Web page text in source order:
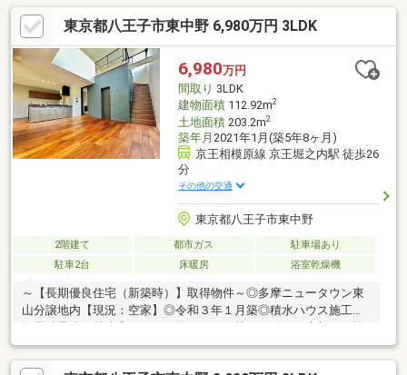
２F）●給湯器交換 ●照明交換 ●スイッチ交換 ●ハウスクリー
ニング等・・・《Life Information》・多摩市立多摩第二小学
校 徒歩7分／約520m ・多摩市立和田中学校 徒歩5分／約
380m・東寺方ショッピングセンター 徒歩7分／約560m ・和田
公園 徒歩5分／約380m
東京都八王子市東中野 6,980万円 3LDK
6,980万円
間取り 3LDK
建物面積112.92m2
土地面積203.2m2
築年月 2021年1月(築5年8ヶ月)
京王相模原線 京王堀之内駅 徒歩26
分
その他の交通
東京都八王子市東中野
2階建て 都市ガス
駐車場あり
駐車2台
床暖房 浴室乾燥機
～【長期優良住宅（新築時）】取得物件～◎多摩ニュータウン東
山分譲地内【現況：空家】◎令和３年１月築◎積水ハウス施工◎
け有）◎収納力豊富なシューズインクローゼット付◎コミュニケ
ーションの取りやすいリビングイン階段＆オープンキッチン◎カ